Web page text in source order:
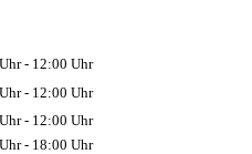
- 12:00 Uhr
- 12:00 Uhr
- 12:00 Uhr
- 18:00 Uhr